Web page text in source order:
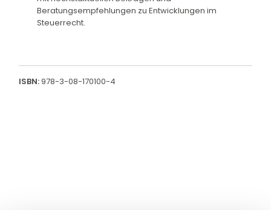
Beratungsempfehlungen zu Entwicklungen im
Steuerrecht.
ISBN:978-3-08-170100-4